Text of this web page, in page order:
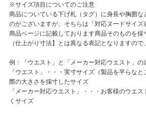
※サイズ項目についてのご注意
商品についている下げ札（タグ）に身長や胸囲な
のがございますが、そちらは「対応ヌードサイ
商品ページに記載しております商品そのものを
（仕上がり寸法】とは異なる表記となりますので
例：「ウエスト」と「メーカー対応ウエスト」の
「ウエスト」・・・実寸サイズ（製品を平らな
際の大きさを採寸したサイズ
「メーカー対応ウエスト」・・・お客様のウエ
くサイズ